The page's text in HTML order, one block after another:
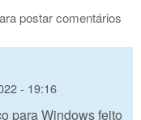
postar comentários
- 19:16
para Windows feito